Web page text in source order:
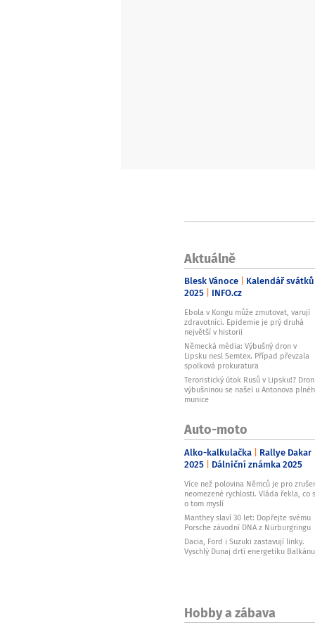
Aktuálně
Blesk Vánoce Kalendář svátků
2025 INFO.cz
Ebola v Kongu může zmutovat, varují
zdravotníci. Epidemie je prý druhá
největší v historii
Německá média: Výbušný dron v
Lipsku nesl Semtex. Případ převzala
spolková prokuratura
Teroristický útok Rusů v Lipsku!?
výbušninou se našel u Antonova
munice
Auto-moto
Alko-kalkulačka Rallye Dakar
2025 Dálniční známka 2025
Více než polovina Němců je pro
neomezené rychlosti. Vláda řekla, co
o tom myslí
Manthey slaví 30 let: Dopřejte svému
Porsche závodní DNA z Nürburgringu
Dacia, Ford i Suzuki zastavují linky.
Vyschlý Dunaj drtí energetiku Balkánu
Hobby a zábava